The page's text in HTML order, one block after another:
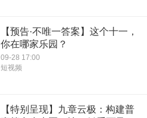
【预告·不唯一答案】这个十一，
你在哪家乐园？
09-28 17:00
短视频
【特别呈现】九章云极：构建普